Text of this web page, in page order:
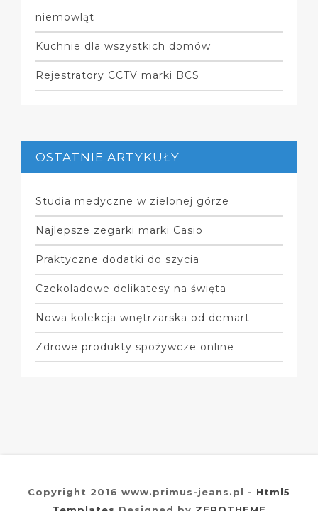
niemowląt
Kuchnie dla wszystkich domów
Rejestratory CCTV marki BCS
OSTATNIE ARTYKUŁY
Studia medyczne w zielonej górze
Najlepsze zegarki marki Casio
Praktyczne dodatki do szycia
Czekoladowe delikatesy na święta
Nowa kolekcja wnętrzarska od demart
Zdrowe produkty spożywcze online
Copyright 2016 www.primus-jeans.pl - Html5